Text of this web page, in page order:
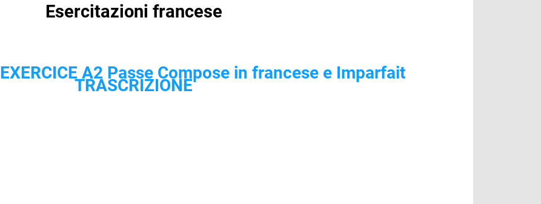
Esercitazioni francese
EXERCICE A2 Passe Compose in francese e Imparfait
TRASCRIZIONE